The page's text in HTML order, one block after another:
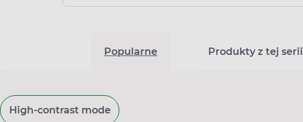
Popularne Produkty z tej serii
High-contrast mode